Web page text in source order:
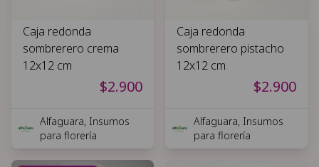
Caja redonda
sombrerero crema
12x12 cm
$2.900
Alfaguara, Insumos
para florería
Caja redonda
sombrerero pistacho
12x12 cm
$2.900
Alfaguara, Insumos
para florería